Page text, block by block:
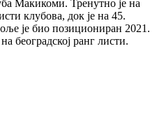
Макикоми. Тренутно је на
клубова, док је на 45.
је био позициониран 2021.
београдској ранг листи.